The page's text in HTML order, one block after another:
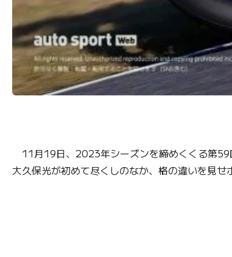
11月19日、2023年シーズンを締めくくる第
大久保光が初めて尽くしのなか、格の違いを見せ